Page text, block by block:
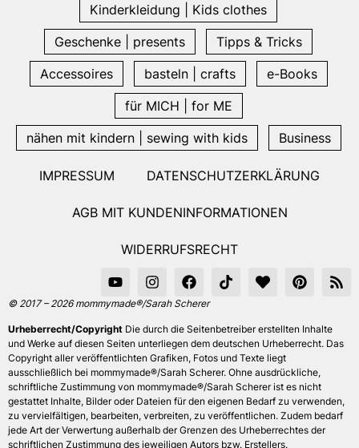
Kinderkleidung | Kids clothes
Geschenke | presents
Tipps & Tricks
Accessoires
basteln | crafts
e-Books
für MICH | for ME
nähen mit kindern | sewing with kids
Business
IMPRESSUM DATENSCHUTZERKLÄRUNG
AGB MIT KUNDENINFORMATIONEN
WIDERRUFSRECHT
© 2017 – 2026 mommymade®/Sarah Scherer
Urheberrecht/Copyright Die durch die Seitenbetreiber erstellten Inhalte
und Werke auf diesen Seiten unterliegen dem deutschen Urheberrecht. Das
Copyright aller veröffentlichten Grafiken, Fotos und Texte liegt
ausschließlich bei mommymade®/Sarah Scherer. Ohne ausdrückliche,
schriftliche Zustimmung von mommymade®/Sarah Scherer ist es nicht
gestattet Inhalte, Bilder oder Dateien für den eigenen Bedarf zu verwenden,
zu vervielfältigen, bearbeiten, verbreiten, zu veröffentlichen. Zudem bedarf
jede Art der Verwertung außerhalb der Grenzen des Urheberrechtes der
schriftlichen Zustimmung des jeweiligen Autors bzw. Erstellers.